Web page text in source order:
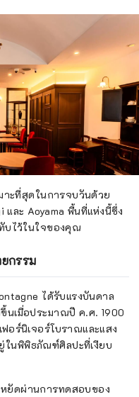
าะที่สุดในการจบวันด้วย
และ Aoyama พื้นที่แห่งนี้ซึ่ง
บไว้ในใจของคุณ
กรรม
ได้รับแรงบันดาล
นเมื่อประมาณปี ค.ศ. 1900
อร์นิเจอร์โบราณและแสง
นพิพิธภัณฑ์ศิลปะที่เงียบ
ยัดผ่านการทดสอบของ